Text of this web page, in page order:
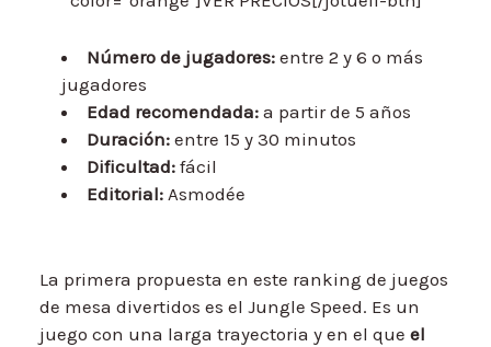
Número de jugadores: entre 2 y 6 o más
jugadores
Edad recomendada: a partir de 5 años
Duración: entre 15 y 30 minutos
Dificultad: fácil
Editorial: Asmodée
La primera propuesta en este ranking de juegos
de mesa divertidos es el Jungle Speed. Es un
juego con una larga trayectoria y en el que el